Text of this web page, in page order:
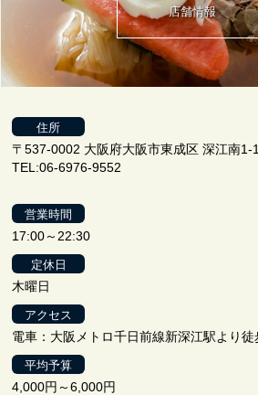
店舗情報
住所
〒537-0002 大阪府大阪市東成区 深江南1-
TEL:06-6976-9552
営業時間
17:00～22:30
定休日
木曜日
アクセス
電車：大阪メトロ千日前線新深江駅より徒
平均予算
4,000円～6,000円